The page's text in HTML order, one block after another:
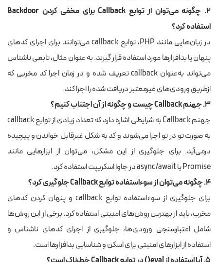
۲. چگونه می‌توان از توابع Callback برای مخفی کردن Backdoor
استفاده کرد؟
در زبان‌هایی مانند PHP، توابع callback می‌توانند برای اجرای کدهای
پنهان یا بدافزارها مورد استفاده قرار گیرند. به عنوان مثال، تابعی ناشناس
می‌تواند به‌عنوان callback تعریف شده و در زمان اجرا کد مخربی که
از‌طریق ورودی‌های غیرمعتبر دریافت شده را اجرا کند.
۳. جهنم Callback چیست و چگونه از آن اجتناب کنیم؟
جهنم Callback به شرایطی اشاره دارد که تعداد زیادی از توابع callback
به صورت تو در تو اجرا می‌شوند و کد به شکل غیرقابل خواندن و پیچیده
درمی‌آید. برای جلوگیری از این مشکل، می‌توان از ابزارهایی مانند
Promise یا async/await در جاوا اسکریپت استفاده کرد.
۴. چگونه می‌توان از سوءاستفاده توابع Callback جلوگیری کرد؟
برای جلوگیری از سوءاستفاده توابع callback و پنهان کردن کدهای
مخرب، باید از بهترین روش‌های امنیتی استفاده کرد. برخی از این روش‌ها
شامل اعتبارسنجی ورودی‌ها، جلوگیری از اجرای کدهای ناشناس و
استفاده از ابزارهای امنیتی برای اسکن و شناسایی بدافزارها است.